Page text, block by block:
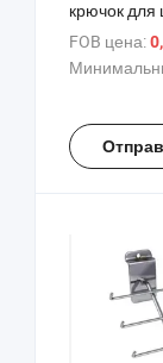
крючок
слатвене в
для
слотовой
FOB цена: